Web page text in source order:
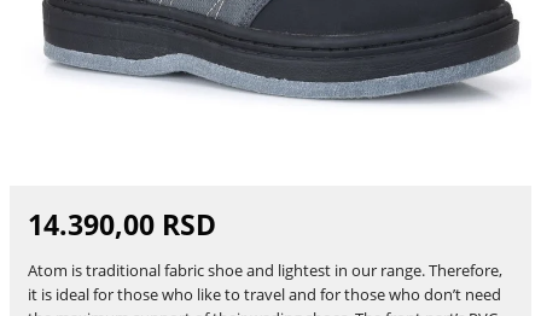
14.390,00 RSD
Atom is traditional fabric shoe and lightest in our range. Therefore,
it is ideal for those who like to travel and for those who don’t need